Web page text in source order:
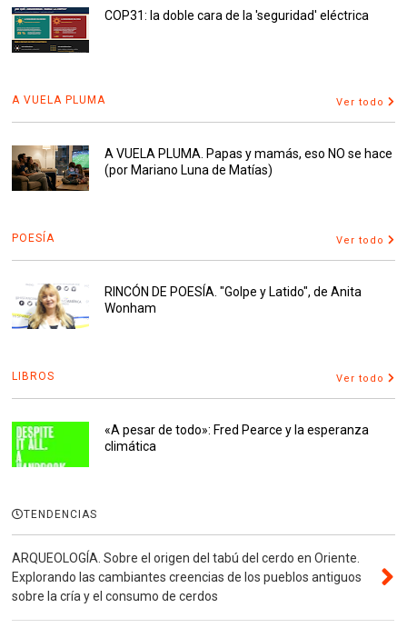
COP31: la doble cara de la 'seguridad' eléctrica
A VUELA PLUMA Ver todo
A VUELA PLUMA. Papas y mamás, eso NO se hace
(por Mariano Luna de Matías)
POESÍA Ver todo
RINCÓN DE POESÍA. "Golpe y Latido", de Anita
Wonham
LIBROS Ver todo
«A pesar de todo»: Fred Pearce y la esperanza
climática
TENDENCIAS
ARQUEOLOGÍA. Sobre el origen del tabú del cerdo en Oriente.
Explorando las cambiantes creencias de los pueblos antiguos
sobre la cría y el consumo de cerdos